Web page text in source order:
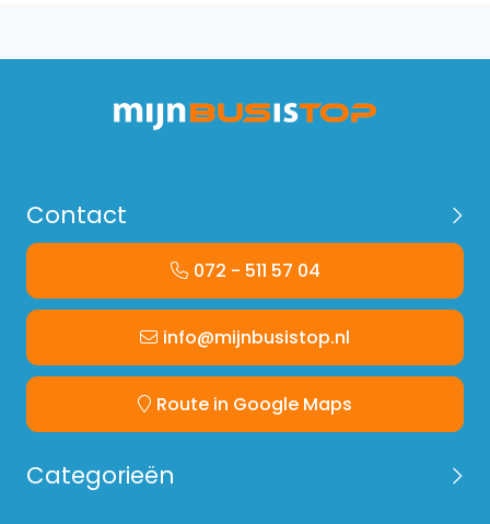
Contact
072 - 511 57 04
info@mijnbusistop.nl
Route in Google Maps
Categorieën